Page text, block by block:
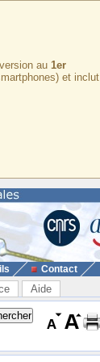
au 1er
et inclut
Contact
Aide